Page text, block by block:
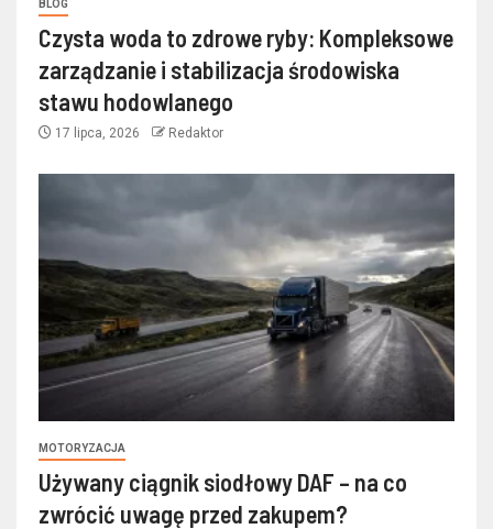
BLOG
Czysta woda to zdrowe ryby: Kompleksowe
zarządzanie i stabilizacja środowiska
stawu hodowlanego
17 lipca, 2026 Redaktor
MOTORYZACJA
Używany ciągnik siodłowy DAF – na co
zwrócić uwagę przed zakupem?